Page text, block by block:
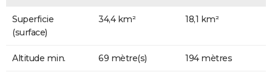
Superficie
(surface)
34,4 km² 18,1 km²
Altitude min. 69 mètre(s) 194 mètres